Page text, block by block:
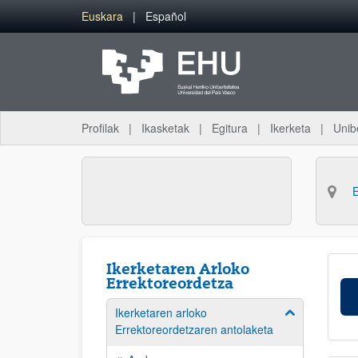
Eduki nagusira joan
Euskara Español
Profilak Ikasketak Egitura Ikerketa
Ikerketaren Arloko
Errektoreordetza
Ikerketaren arloko
Errektoreordetzaren antolaketa
Erakutsi/